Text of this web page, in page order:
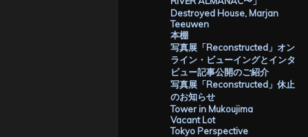
Destroyed House, Marjan
Teeuwen
本棚
写真展「Reconstructed」オン
ライン・ビューイングとインタ
ビュー記事公開のご紹介
写真展「Reconstructed」休止
のお知らせ
Tower in Mukoujima
Vacant Lot
Tokyo Perspective